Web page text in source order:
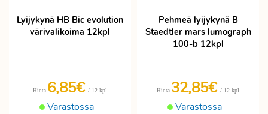
Lyijykynä HB Bic evolution
värivalikoima 12kpl
Varastossa
Hinta 6,85€ / 12 kpl
Pehmeä lyijykynä B
Staedtler mars lumograph
100-b 12kpl
Varastossa
Hinta 32,85€ / 12 kpl